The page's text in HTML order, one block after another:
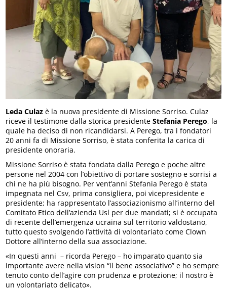
Leda Culaz è la nuova presidente di Missione Sorriso. Culaz
riceve il testimone dalla storica presidenteStefania Perego, la
quale ha deciso di non ricandidarsi. A Perego, tra i fondatori
20 anni fa di Missione Sorriso, è stata conferita la carica di
presidente onoraria.
Missione Sorriso è stata fondata dalla Perego e poche altre
persone nel 2004 con l’obiettivo di portare sostegno e sorrisi a
chi ne ha più bisogno. Per vent’anni Stefania Perego è stata
impegnata nel Csv, prima consigliera, poi vicepresidente e
presidente; ha rappresentato l’associazionismo all’interno del
Comitato Etico dell’azienda Usl per due mandati; si è occupata
di recente dell’emergenza ucraina sul territorio valdostano,
tutto questo svolgendo l’attività di volontariato come Clown
Dottore all’interno della sua associazione.
«In questi anni – ricorda Perego – ho imparato quanto sia
importante avere nella vision “il bene associativo” e ho sempre
tenuto conto dell’agire con prudenza e protezione; il nostro è
un volontariato delicato».